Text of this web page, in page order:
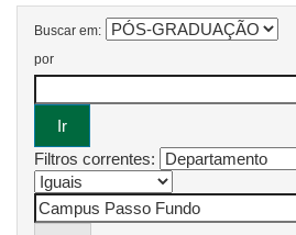
Buscar em:
por
Filtros correntes: